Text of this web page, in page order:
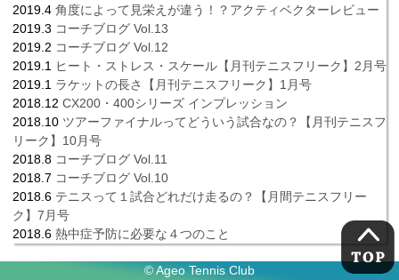
2019.4 角度によって見栄えが違う！？アクティベクターレビュー
2019.3 コーチブログ Vol.13
2019.2 コーチブログ Vol.12
2019.1 ヒート・ストレス・スケール【月刊テニスフリーク】2月号
2019.1 ラケットの長さ【月刊テニスフリーク】1月号
2018.12 CX200・400シリーズ インプレッション
2018.10 ツアーファイナルってどういう試合なの？【月刊テニスフ
リーク】10月号
2018.8 コーチブログ Vol.11
2018.7 コーチブログ Vol.10
2018.6 テニスって１試合どれだけ走るの？【月間テニスフリー
ク】7月号
2018.6 熱中症予防に必要な４つのこと
© Ageo Tennis Club